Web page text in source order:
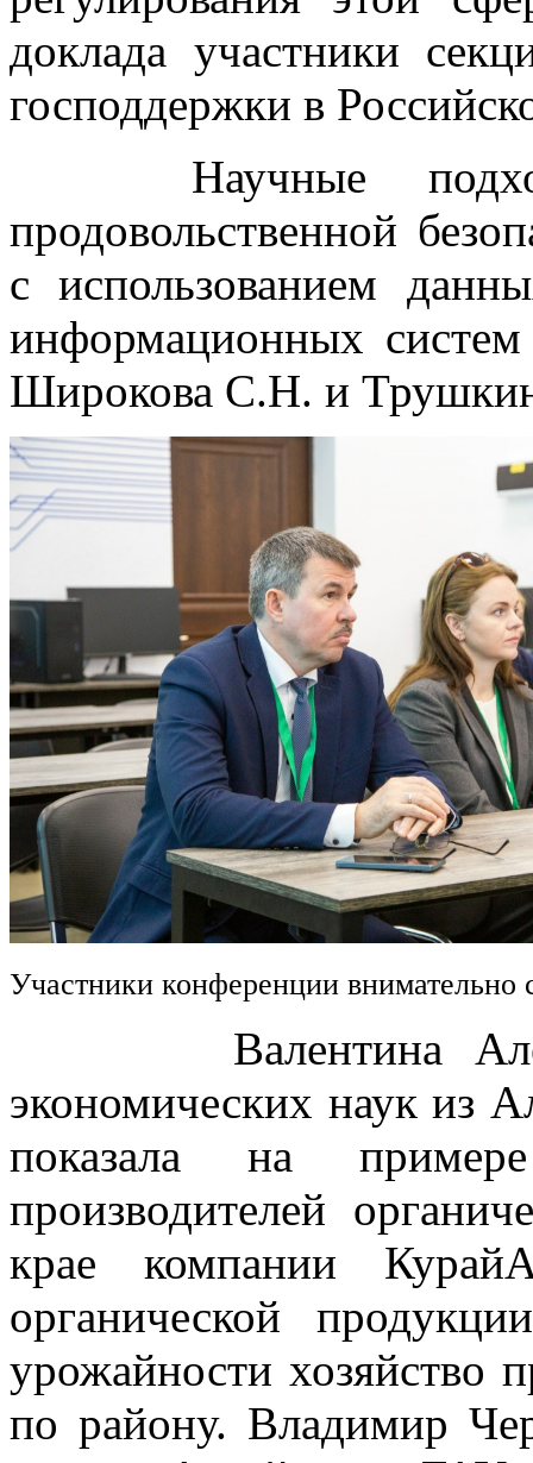
доклада участники
господдержки в
Научные
продовольственной
с использованием
информационных
Широкова С.Н. и
Участники конференции
Валентина
экономических наук из
показала на
производителей
крае компании
органической
урожайности хозяйство
по району. Владимир